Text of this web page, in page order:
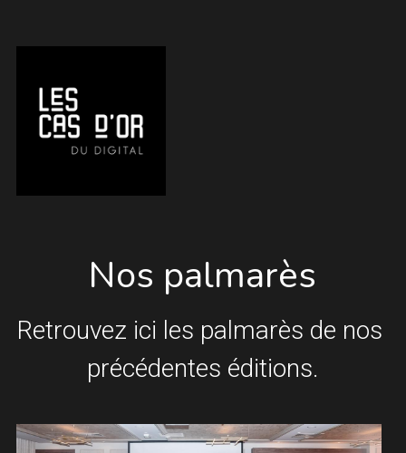
Nos palmarès
Retrouvez ici les palmarès de nos
précédentes éditions.